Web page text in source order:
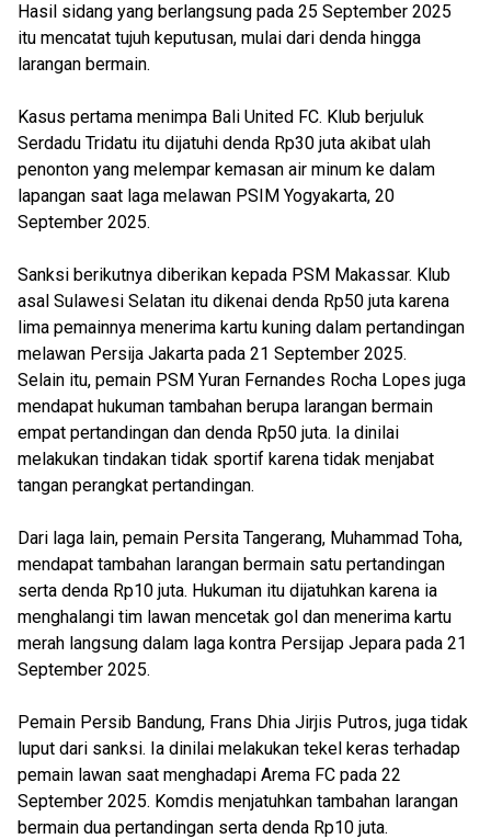
Hasil sidang yang berlangsung pada 25 September 2025
itu mencatat tujuh keputusan, mulai dari denda hingga
larangan bermain.
Kasus pertama menimpa Bali United FC. Klub berjuluk
Serdadu Tridatu itu dijatuhi denda Rp30 juta akibat ulah
penonton yang melempar kemasan air minum ke dalam
lapangan saat laga melawan PSIM Yogyakarta, 20
September 2025.
Sanksi berikutnya diberikan kepada PSM Makassar. Klub
asal Sulawesi Selatan itu dikenai denda Rp50 juta karena
lima pemainnya menerima kartu kuning dalam pertandingan
melawan Persija Jakarta pada 21 September 2025.
Selain itu, pemain PSM Yuran Fernandes Rocha Lopes juga
mendapat hukuman tambahan berupa larangan bermain
empat pertandingan dan denda Rp50 juta. Ia dinilai
melakukan tindakan tidak sportif karena tidak menjabat
tangan perangkat pertandingan.
Dari laga lain, pemain Persita Tangerang, Muhammad Toha,
mendapat tambahan larangan bermain satu pertandingan
serta denda Rp10 juta. Hukuman itu dijatuhkan karena ia
menghalangi tim lawan mencetak gol dan menerima kartu
merah langsung dalam laga kontra Persijap Jepara pada 21
September 2025.
Pemain Persib Bandung, Frans Dhia Jirjis Putros, juga tidak
luput dari sanksi. Ia dinilai melakukan tekel keras terhadap
pemain lawan saat menghadapi Arema FC pada 22
September 2025. Komdis menjatuhkan tambahan larangan
bermain dua pertandingan serta denda Rp10 juta.